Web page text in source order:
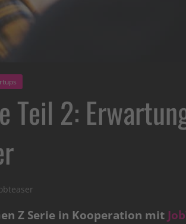
Teil 2:
Z Serie in Kooperation mit